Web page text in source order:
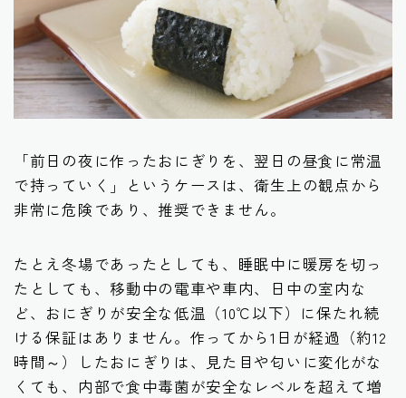
「前日の夜に作ったおにぎりを、翌日の昼食に常温
で持っていく」というケースは、衛生上の観点から
非常に危険であり、推奨できません。
たとえ冬場であったとしても、睡眠中に暖房を切っ
たとしても、移動中の電車や車内、日中の室内な
ど、おにぎりが安全な低温（10℃以下）に保たれ続
ける保証はありません。作ってから1日が経過（約12
時間～）したおにぎりは、見た目や匂いに変化がな
くても、内部で食中毒菌が安全なレベルを超えて増